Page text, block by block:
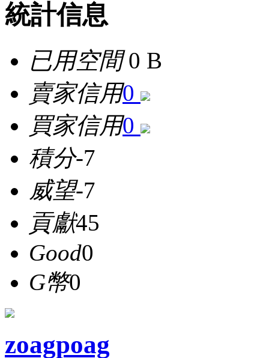
統計信息
已用空間0 B
賣家信用0
買家信用0
積分-7
威望-7
貢獻45
Good0
G幣0
zoagpoag